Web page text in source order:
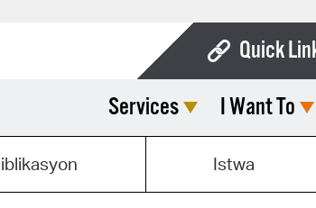
Quick
Boards &
Calendar
Services I Want To
Istwa